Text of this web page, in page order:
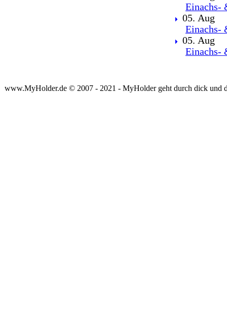
Einachs-
05. Aug
Einachs-
05. Aug
Einachs-
www.MyHolder.de © 2007 - 2021 - MyHolder geht durch dick und